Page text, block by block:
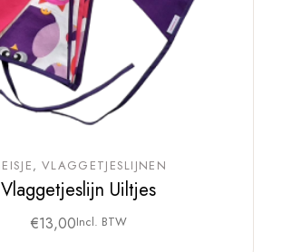
VLAGGETJESLIJNEN
Vlaggetjeslijn Uiltjes
€13,00Incl. BTW